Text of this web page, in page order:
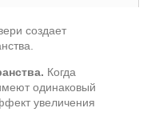
создает
Когда
одинаковый
увеличения